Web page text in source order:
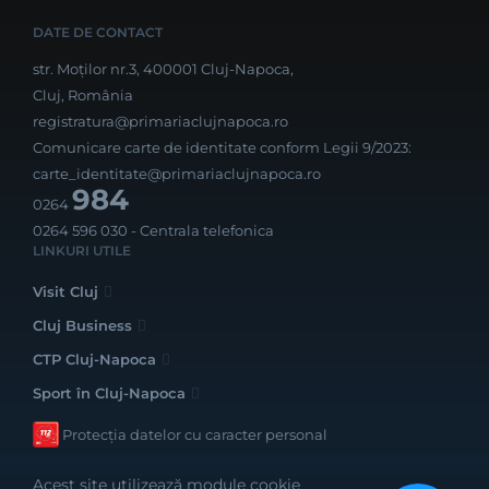
DATE DE CONTACT
str. Moților nr.3, 400001 Cluj-Napoca,
Cluj, România
registratura@primariaclujnapoca.ro
Comunicare carte de identitate conform Legii 9/2023:
carte_identitate@primariaclujnapoca.ro
0264984
0264 596 030 - Centrala telefonica
LINKURI UTILE
Visit Cluj
Cluj Business
CTP Cluj-Napoca
Sport în Cluj-Napoca
Protecția datelor cu caracter personal
Acest site utilizează module cookie